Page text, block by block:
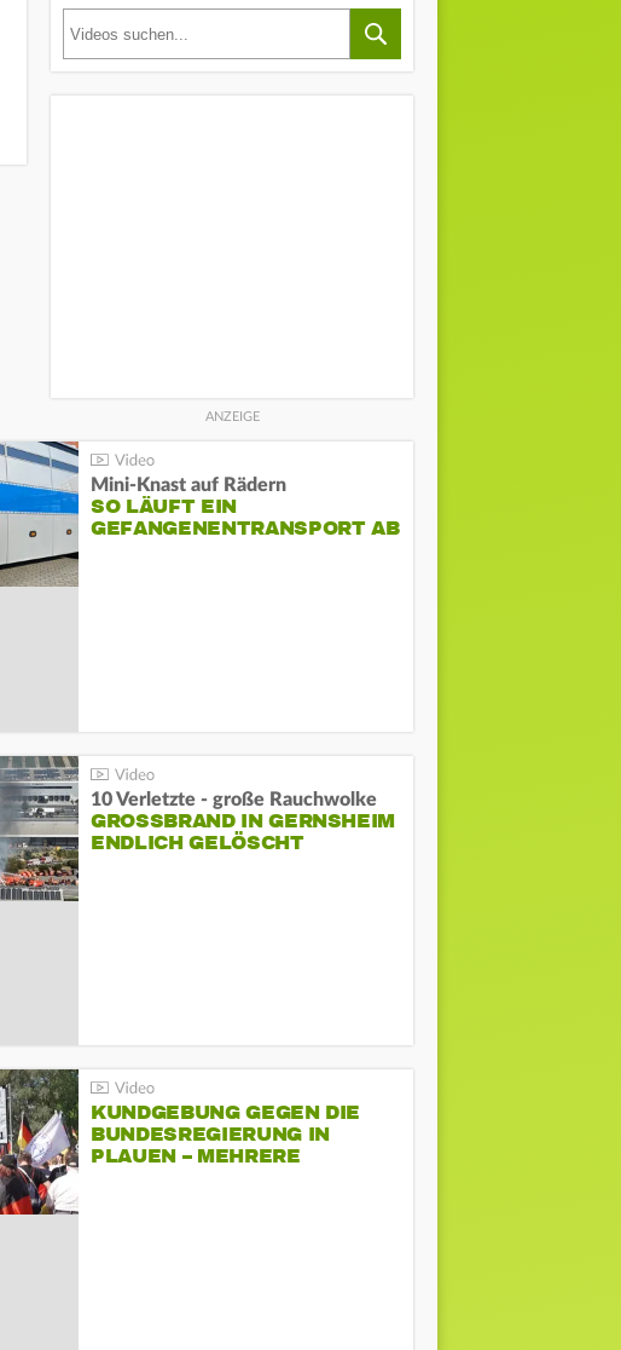
Mini-Knast auf Rädern
SO LÄUFT EIN
GEFANGENENTRANSPORT AB
10 Verletzte - große Rauchwolke
GROSSBRAND IN GERNSHEIM E
NDLICH GELÖSCHT
KUNDGEBUNG GEGEN DIE
BUNDESREGIERUNG IN
PLAUEN – MEHRERE